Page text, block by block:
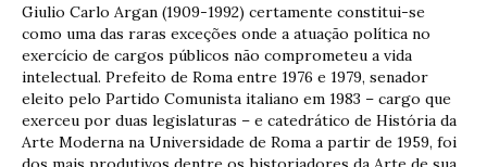
Giulio Carlo Argan (1909-1992) certamente constitui-se
como uma das raras exceções onde a atuação política no
exercício de cargos públicos não comprometeu a vida
intelectual. Prefeito de Roma entre 1976 e 1979, senador
eleito pelo Partido Comunista italiano em 1983 – cargo que
exerceu por duas legislaturas – e catedrático de História da
Arte Moderna na Universidade de Roma a partir de 1959, foi